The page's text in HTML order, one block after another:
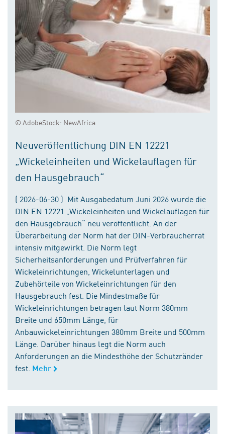
© AdobeStock: NewAfrica
Neuveröffentlichung DIN EN 12221
„Wickeleinheiten und Wickelauflagen für
den Hausgebrauch“
( 2026-06-30 ) Mit Ausgabedatum Juni 2026 wurde die
DIN EN 12221 „Wickeleinheiten und Wickelauflagen für
den Hausgebrauch“ neu veröffentlicht. An der
Überarbeitung der Norm hat der DIN-Verbraucherrat
intensiv mitgewirkt. Die Norm legt
Sicherheitsanforderungen und Prüfverfahren für
Wickeleinrichtungen, Wickelunterlagen und
Zubehörteile von Wickeleinrichtungen für den
Hausgebrauch fest. Die Mindestmaße für
Wickeleinrichtungen betragen laut Norm 380mm
Breite und 650mm Länge, für
Anbauwickeleinrichtungen 380mm Breite und 500mm
Länge. Darüber hinaus legt die Norm auch
Anforderungen an die Mindesthöhe der Schutzränder
fest. Mehr